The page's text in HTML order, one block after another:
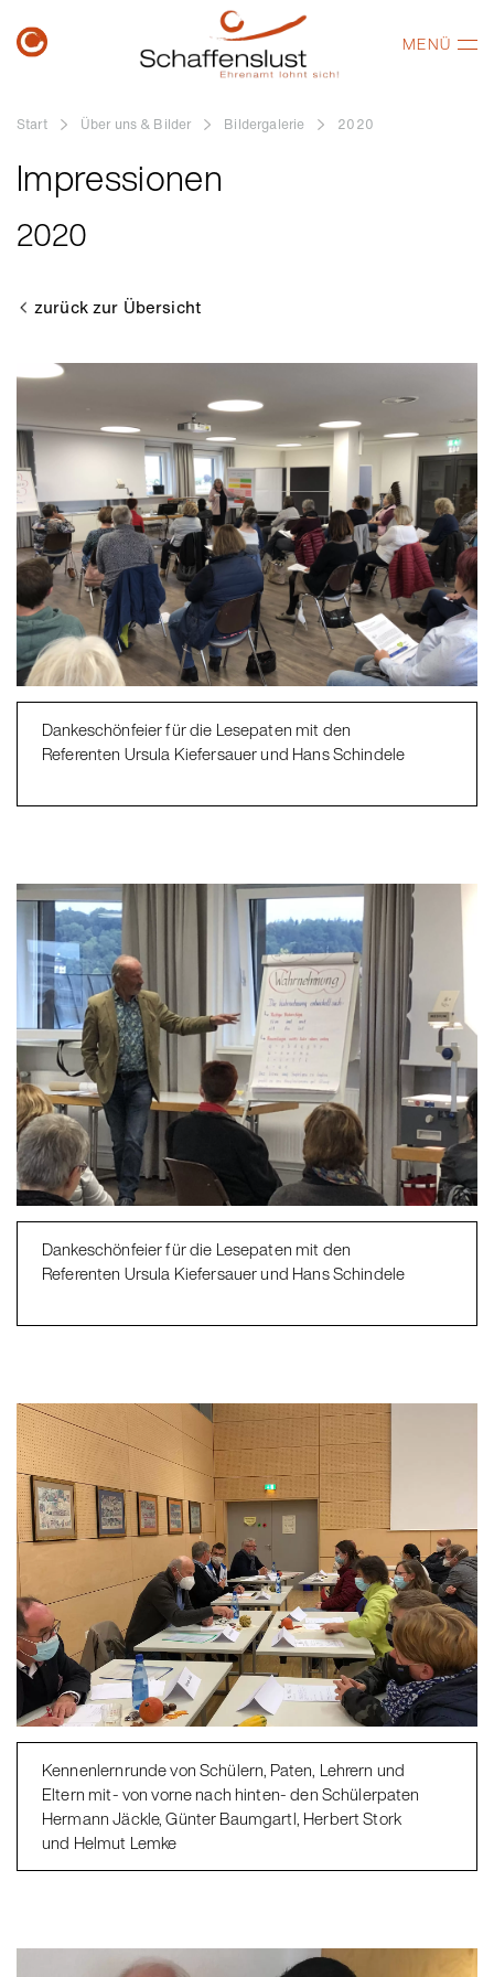
MENÜ
Start Über uns & Bilder Bildergalerie 2020
Impressionen
2020
zurück zur Übersicht
Dankeschönfeier für die Lesepaten mit den
Referenten Ursula Kiefersauer und Hans Schindele
Dankeschönfeier für die Lesepaten mit den
Referenten Ursula Kiefersauer und Hans Schindele
Kennenlernrunde von Schülern, Paten, Lehrern und
Eltern mit- von vorne nach hinten- den Schülerpaten
Hermann Jäckle, Günter Baumgartl, Herbert Stork
und Helmut Lemke